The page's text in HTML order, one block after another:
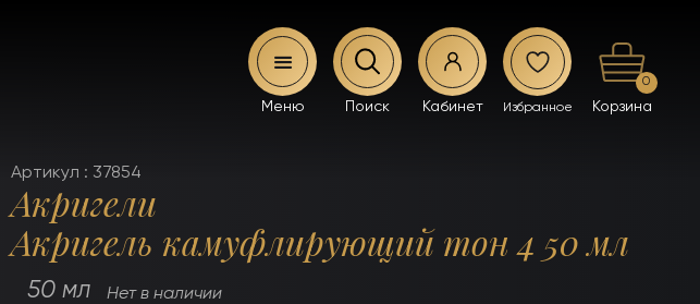
0
Артикул : 37854
Акригели
Акригель камуфлирующий тон 4 50 мл
50 мл Нет в наличии